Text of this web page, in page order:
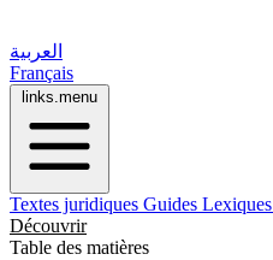
العربية
Français
links.menu
Textes juridiques Guides Lexiques
Découvrir
Table des matières